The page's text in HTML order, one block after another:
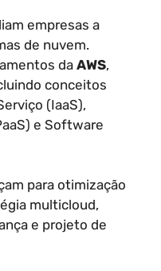
empresas a
de nuvem.
da AWS,
conceitos
(IaaS),
e Software
para otimização
multicloud,
e projeto de